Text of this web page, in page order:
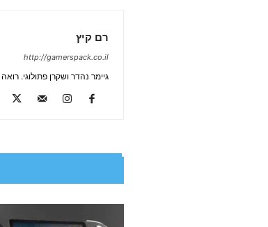
רם קיץ
http://gamerspack.co.il
גיימר נהדר ושקרן פתולוגי.